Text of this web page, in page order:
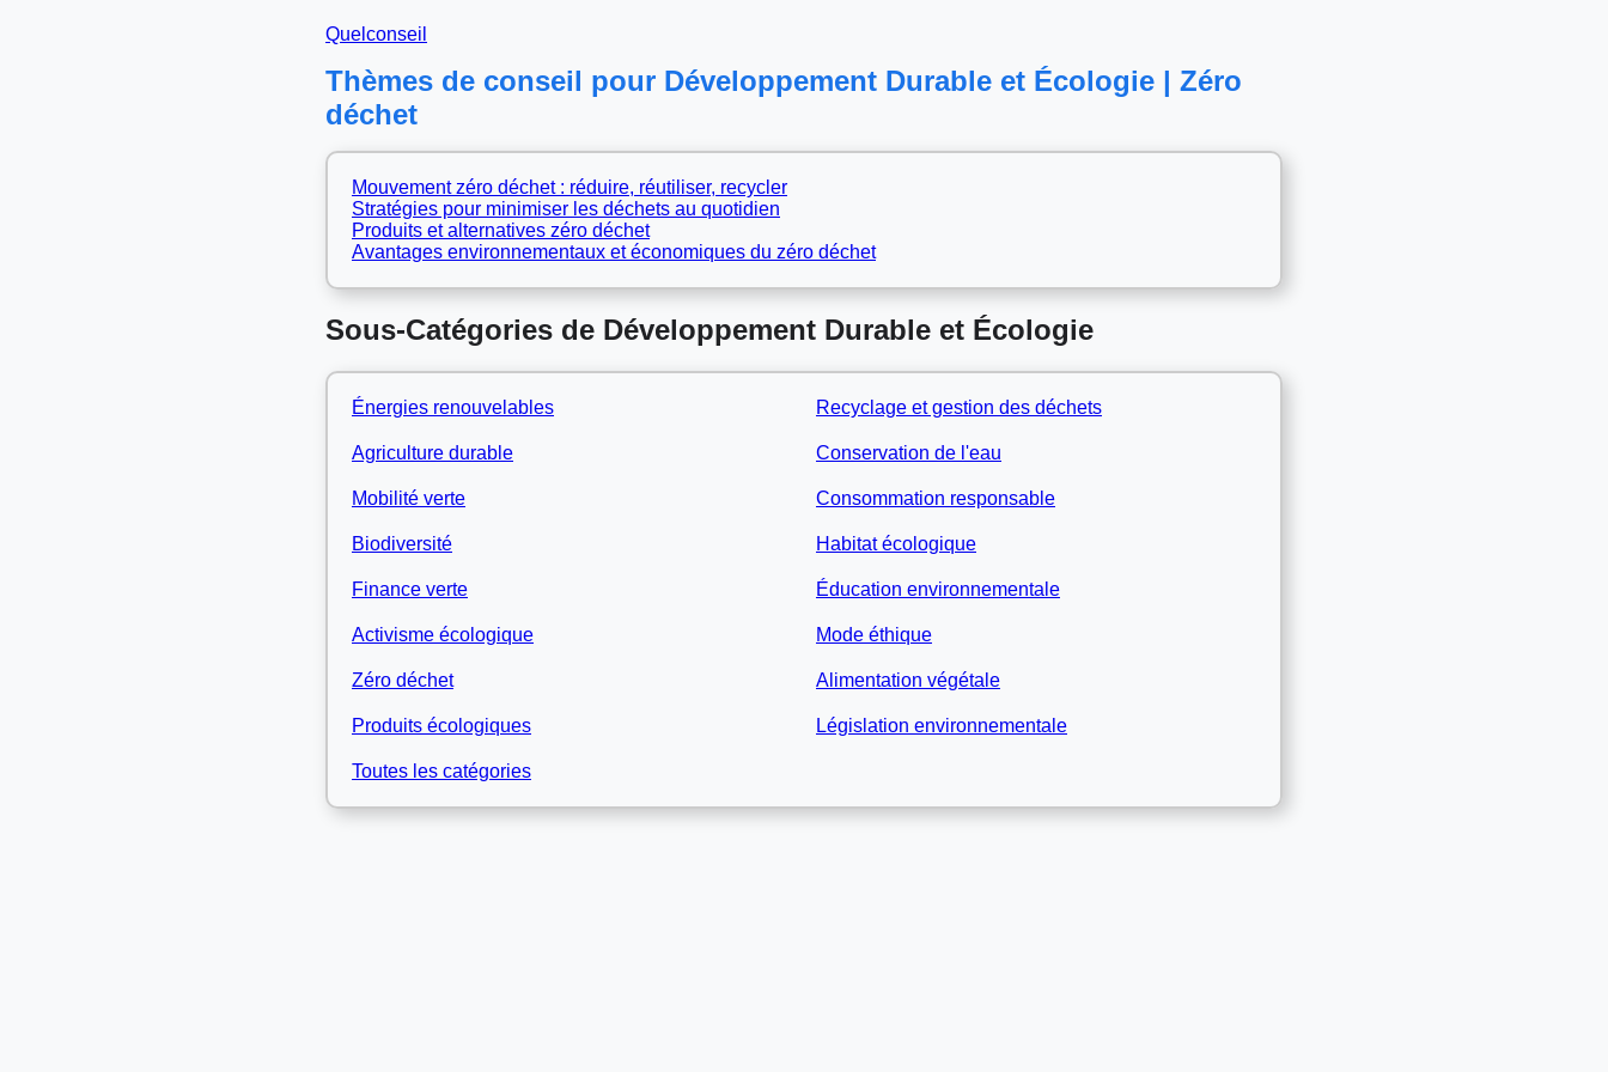
Quelconseil
Thèmes de conseil pour Développement Durable et Écologie | Zéro
déchet
Mouvement zéro déchet : réduire, réutiliser, recycler
Stratégies pour minimiser les déchets au quotidien
Produits et alternatives zéro déchet
Avantages environnementaux et économiques du zéro déchet
Sous-Catégories de Développement Durable et Écologie
Énergies renouvelables Recyclage et gestion des déchets
Agriculture durable Conservation de l'eau
Mobilité verte Consommation responsable
Biodiversité Habitat écologique
Finance verte Éducation environnementale
Activisme écologique Mode éthique
Zéro déchet Alimentation végétale
Produits écologiques Législation environnementale
Toutes les catégories